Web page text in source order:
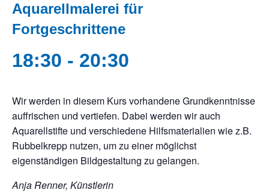
Aquarellmalerei für
Fortgeschrittene
18:30 - 20:30
Wir werden in diesem Kurs vorhandene Grundkenntnisse
auffrischen und vertiefen. Dabei werden wir auch
Aquarellstifte und verschiedene Hilfsmaterialien wie z.B.
Rubbelkrepp nutzen, um zu einer möglichst
eigenständigen Bildgestaltung zu gelangen.
Anja Renner, Künstlerin